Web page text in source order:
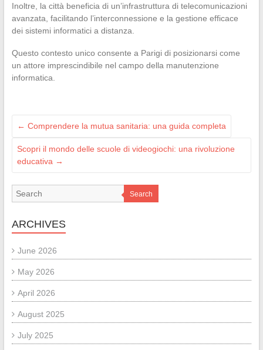
Inoltre, la città beneficia di un’infrastruttura di telecomunicazioni
avanzata, facilitando l’interconnessione e la gestione efficace
dei sistemi informatici a distanza.
Questo contesto unico consente a Parigi di posizionarsi come
un attore imprescindibile nel campo della manutenzione
informatica.
← Comprendere la mutua sanitaria: una guida completa
Scopri il mondo delle scuole di videogiochi: una rivoluzione
educativa →
Search
ARCHIVES
June 2026
May 2026
April 2026
August 2025
July 2025